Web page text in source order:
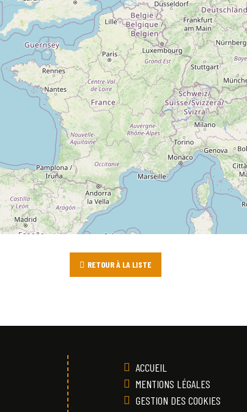
RETOUR À LA LISTE
ACCUEIL
MENTIONS LÉGALES
GESTION DES COOKIES